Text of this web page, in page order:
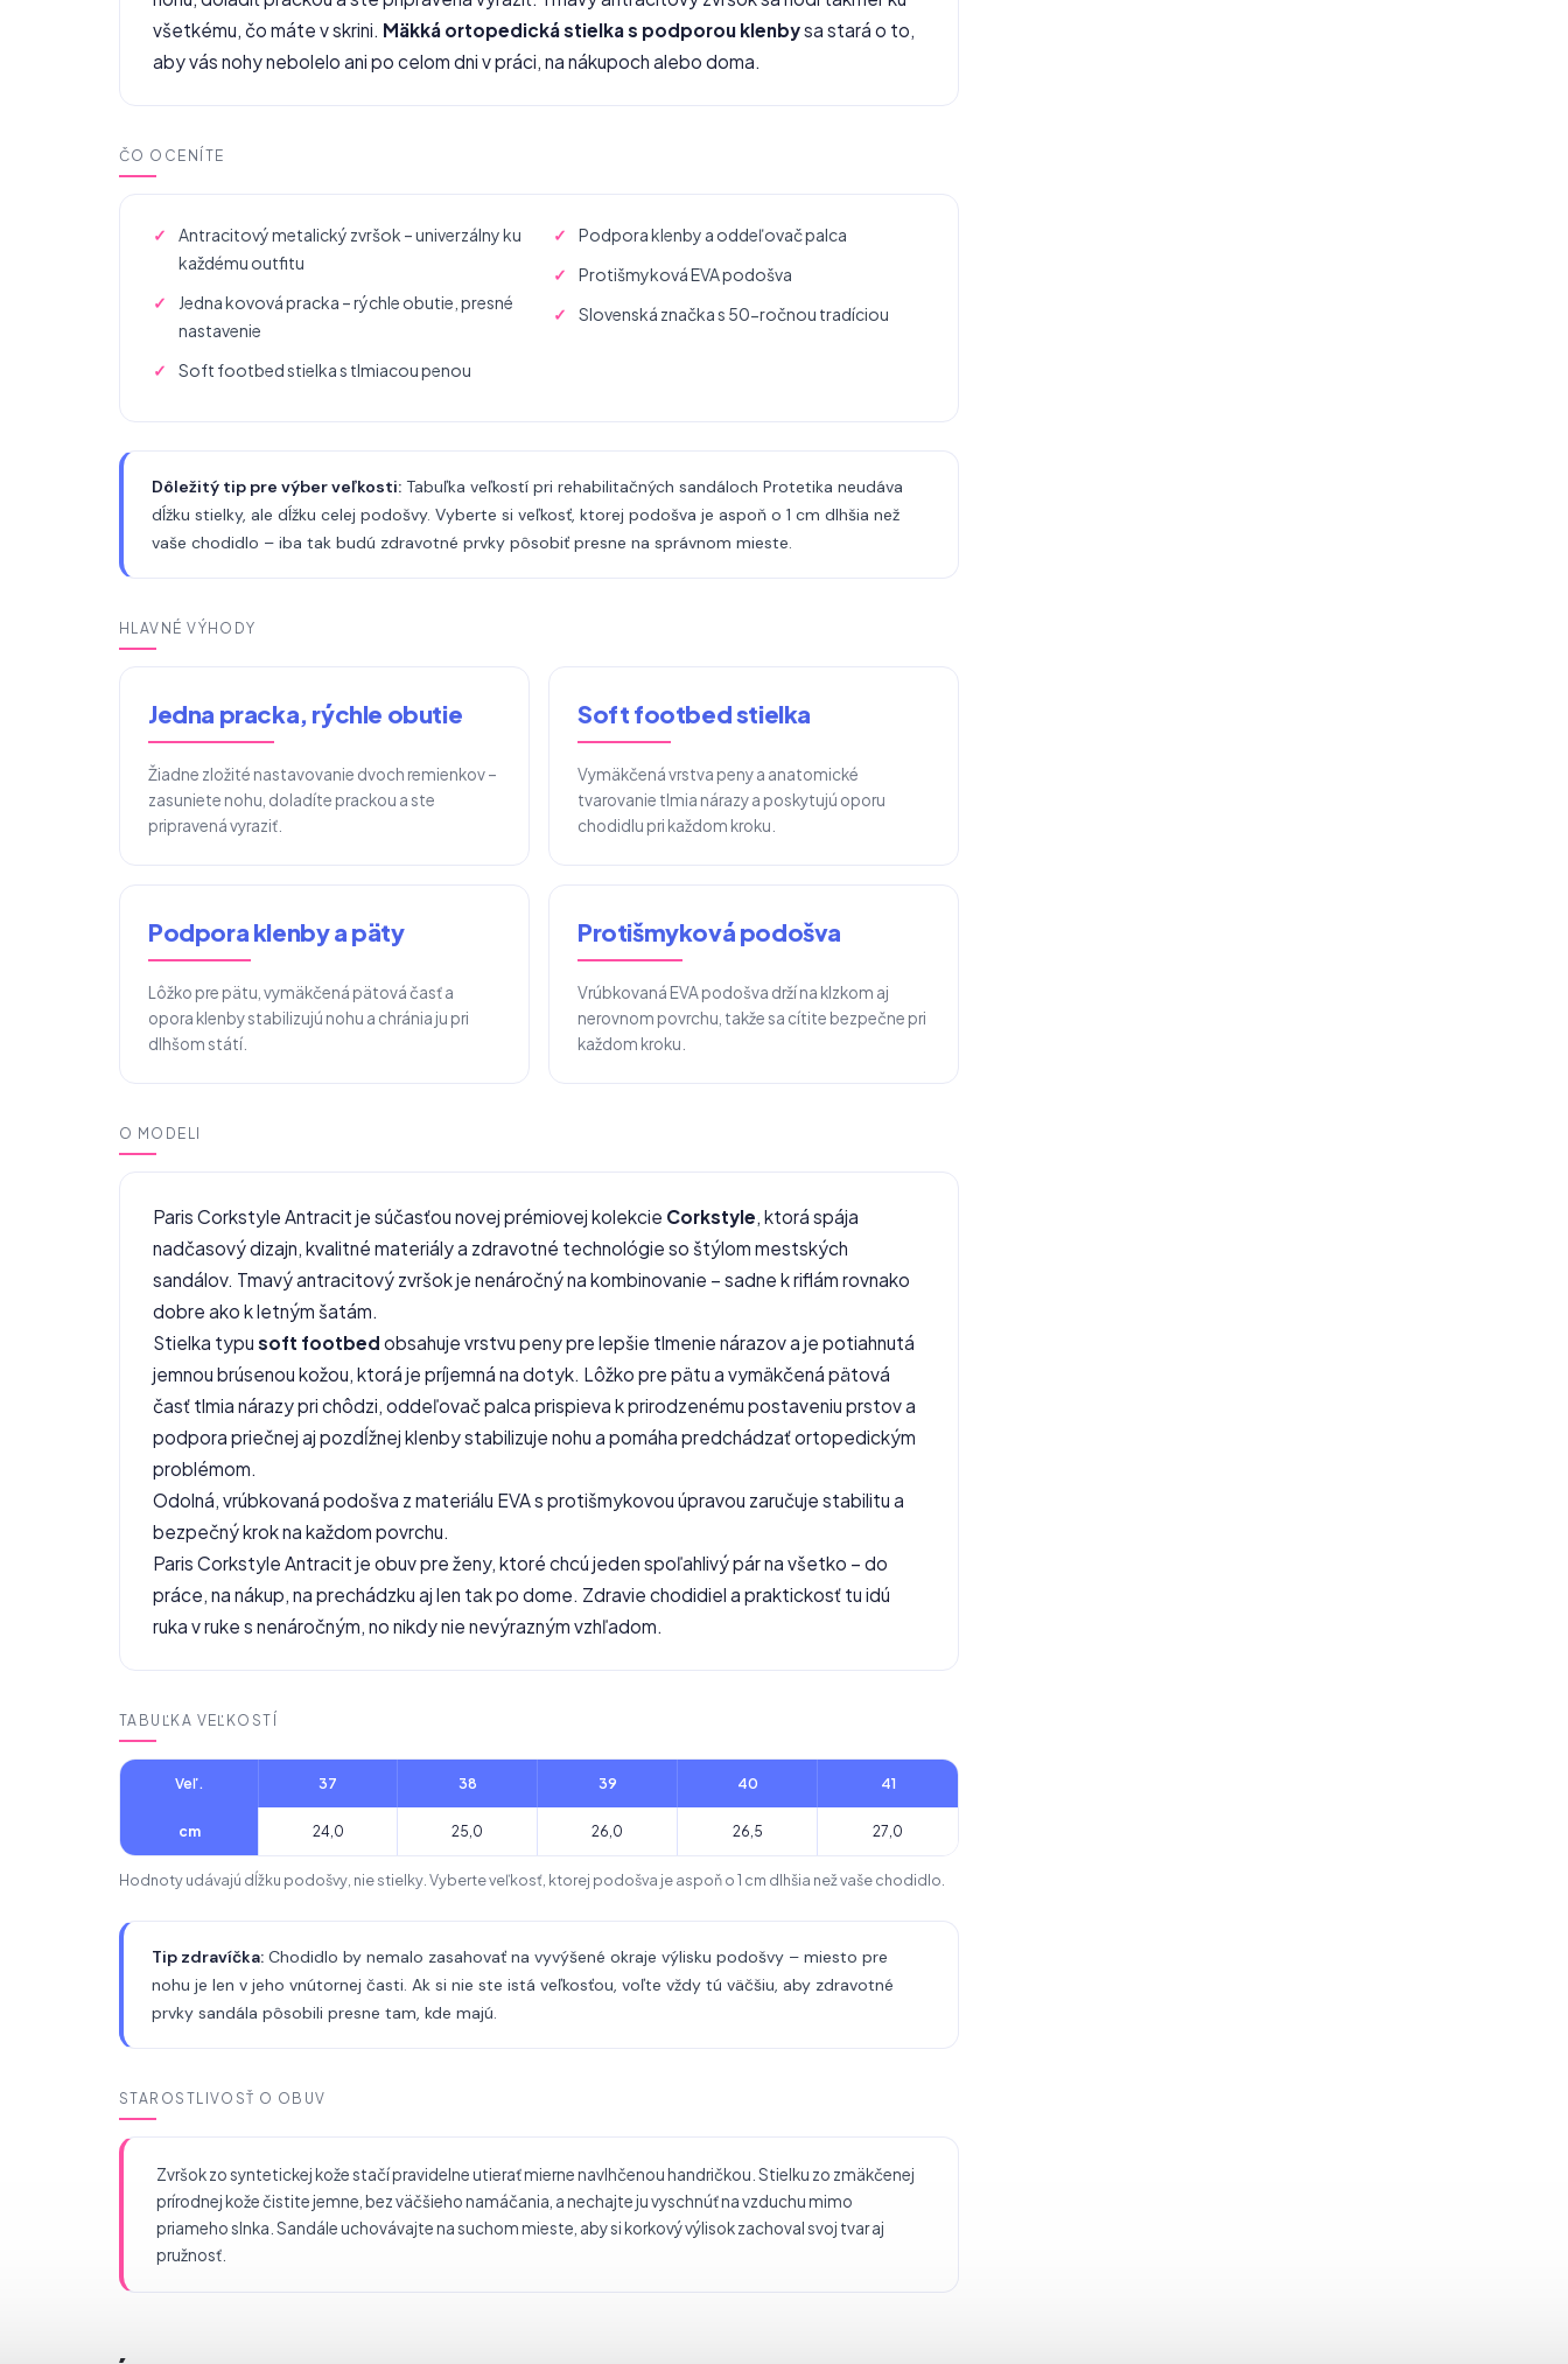
všetkému, čo máte v skrini. Mäkká ortopedická stielka s podporou klenbysa stará o to,
aby vás nohy nebolelo ani po celom dni v práci, na nákupoch alebo doma.
ČO OCENÍTE
Antracitový metalický zvršok – univerzálny ku
každému outfitu
Jedna kovová pracka – rýchle obutie, presné
nastavenie
Soft footbed stielka s tlmiacou penou
Podpora klenby a oddeľovač palca
Protišmyková EVA podošva
Slovenská značka s 50-ročnou tradíciou
Dôležitý tip pre výber veľkosti: Tabuľka veľkostí pri rehabilitačných sandáloch Protetika neudáva
dĺžku stielky, ale dĺžku celej podošvy. Vyberte si veľkosť, ktorej podošva je aspoň o 1 cm dlhšia než
vaše chodidlo – iba tak budú zdravotné prvky pôsobiť presne na správnom mieste.
HLAVNÉ VÝHODY
Jedna pracka, rýchle obutie
Žiadne zložité nastavovanie dvoch remienkov –
zasuniete nohu, doladíte prackou a ste
pripravená vyraziť.
Soft footbed stielka
Vymäkčená vrstva peny a anatomické
tvarovanie tlmia nárazy a poskytujú oporu
chodidlu pri každom kroku.
Podpora klenby a päty
Lôžko pre pätu, vymäkčená pätová časť a
opora klenby stabilizujú nohu a chránia ju pri
dlhšom státí.
Protišmyková podošva
Vrúbkovaná EVA podošva drží na klzkom aj
nerovnom povrchu, takže sa cítite bezpečne pri
každom kroku.
O MODELI
Paris Corkstyle Antracit je súčasťou novej prémiovej kolekcie Corkstyle, ktorá spája
nadčasový dizajn, kvalitné materiály a zdravotné technológie so štýlom mestských
sandálov. Tmavý antracitový zvršok je nenáročný na kombinovanie – sadne k riflám rovnako
dobre ako k letným šatám.
Stielka typu soft footbed obsahuje vrstvu peny pre lepšie tlmenie nárazov a je potiahnutá
jemnou brúsenou kožou, ktorá je príjemná na dotyk. Lôžko pre pätu a vymäkčená pätová
časť tlmia nárazy pri chôdzi, oddeľovač palca prispieva k prirodzenému postaveniu prstov a
podpora priečnej aj pozdĺžnej klenby stabilizuje nohu a pomáha predchádzať ortopedickým
problémom.
Odolná, vrúbkovaná podošva z materiálu EVA s protišmykovou úpravou zaručuje stabilitu a
bezpečný krok na každom povrchu.
Paris Corkstyle Antracit je obuv pre ženy, ktoré chcú jeden spoľahlivý pár na všetko – do
práce, na nákup, na prechádzku aj len tak po dome. Zdravie chodidiel a praktickosť tu idú
ruka v ruke s nenáročným, no nikdy nie nevýrazným vzhľadom.
TABUĽKA VEĽKOSTÍ
Veľ. 37 38 39 40 41
cm 24,0 25,0 26,0 26,5 27,0
Hodnoty udávajú dĺžku podošvy, nie stielky. Vyberte veľkosť, ktorej podošva je aspoň o 1 cm dlhšia než vaše chodidlo.
Tip zdravíčka: Chodidlo by nemalo zasahovať na vyvýšené okraje výlisku podošvy – miesto pre
nohu je len v jeho vnútornej časti. Ak si nie ste istá veľkosťou, voľte vždy tú väčšiu, aby zdravotné
prvky sandála pôsobili presne tam, kde majú.
STAROSTLIVOSŤ O OBUV
Zvršok zo syntetickej kože stačí pravidelne utierať mierne navlhčenou handričkou. Stielku zo zmäkčenej
prírodnej kože čistite jemne, bez väčšieho namáčania, a nechajte ju vyschnúť na vzduchu mimo
priameho slnka. Sandále uchovávajte na suchom mieste, aby si korkový výlisok zachoval svoj tvar aj
pružnosť.